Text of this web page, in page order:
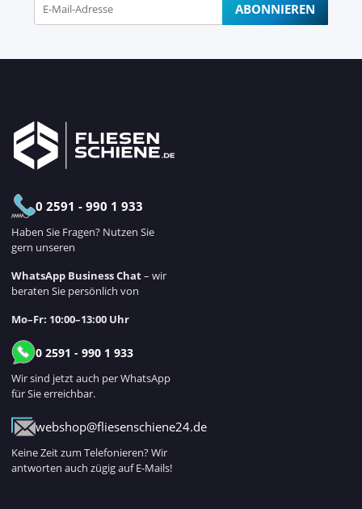
ABONNIEREN
0 2591 - 990 1 933
Haben Sie Fragen? Nutzen Sie
gern unseren
WhatsApp Business Chat– wir
beraten Sie persönlich von
Mo–Fr: 10:00–13:00 Uhr
0 2591 - 990 1 933
Wir sind jetzt auch per WhatsApp
für Sie erreichbar.
webshop@fliesenschiene24.de
Keine Zeit zum Telefonieren? Wir
antworten auch zügig auf E-Mails!